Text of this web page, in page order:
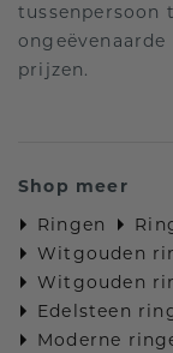
tussenpersoon
prijzen.
Shop meer
Ringen
Witgouden
Witgouden
Edelsteen
Moderne